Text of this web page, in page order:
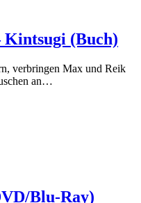
(Buch)
verbringen Max und Reik
an…
Blu-Ray)